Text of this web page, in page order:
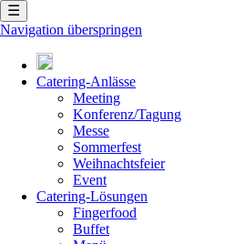
☰
Navigation überspringen
Catering-Anlässe
Meeting
Konferenz/Tagung
Messe
Sommerfest
Weihnachtsfeier
Event
Catering-Lösungen
Fingerfood
Buffet